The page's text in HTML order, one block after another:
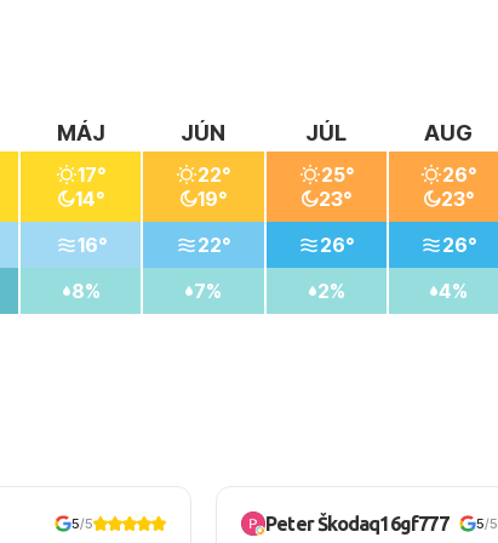
MÁJ
17°
14°
16°
8%
JÚN
22°
19°
22°
7%
JÚL
25°
23°
26°
2%
AUG
26°
23°
26°
4%
5/5 Peter Škodaq16gf777 5/5